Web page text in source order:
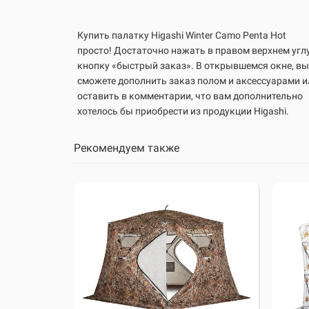
Купить палатку HigashiWinter Camo Penta Hot
просто! Достаточно нажать в правом верхнем
кнопку «быстрый заказ». В открывшемся окне, вы
сможете дополнить заказ полом и аксессуарами
оставить в комментарии, что вам дополнительно
хотелось бы приобрести из продукции Higashi.
Рекомендуем также